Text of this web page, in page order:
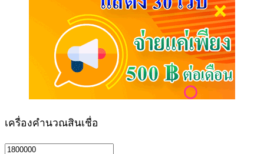
เครื่องคำนวณสินเชื่อ